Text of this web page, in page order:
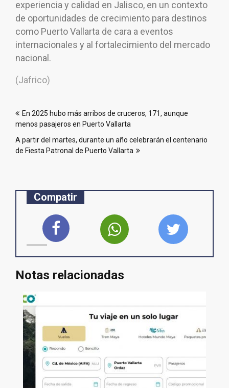
experiencia y calidad en Jalisco, en un contexto
de oportunidades de crecimiento para destinos
como Puerto Vallarta de cara a eventos
internacionales y al fortalecimiento del mercado
nacional.
(Jafrico)
de
entradas
En 2025 hubo más arribos de cruceros, 171, aunque
menos pasajeros en Puerto Vallarta
A partir del martes, durante un año celebrarán el centenario
de Fiesta Patronal de Puerto Vallarta
Compatir
Notas relacionadas